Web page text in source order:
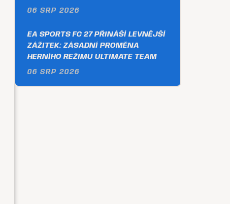
06 SRP 2026
EA SPORTS FC 27 PŘINÁŠÍ LEVNĚJŠÍ
ZÁŽITEK: ZÁSADNÍ PROMĚNA
HERNÍHO REŽIMU ULTIMATE TEAM
06 SRP 2026